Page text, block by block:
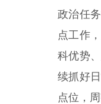
政治任
点工作
科优势
续抓好
点位，